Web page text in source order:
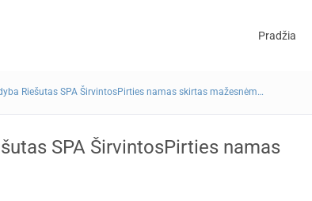
Pradžia
Riešutas SPA ŠirvintosPirties namas skirtas mažesnėm…
SPA ŠirvintosPirties namas